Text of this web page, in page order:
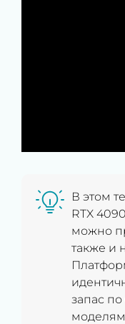
В этом
RTX
можно
также и
запас
моделям